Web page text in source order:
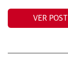
VER POST